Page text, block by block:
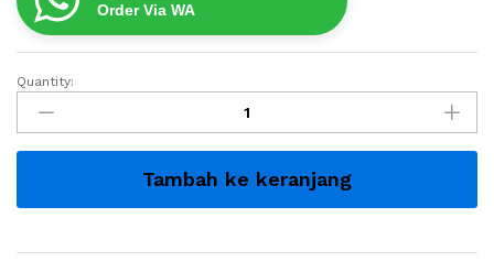
Order Via WA
Kursi
Kantor
Direktur
Avelia
quantity
Quantity:
Tambah ke keranjang